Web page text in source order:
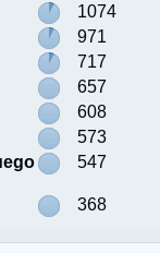
1074
971
717
657
608
573
547
368